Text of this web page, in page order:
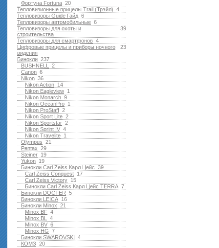
20
Фортуна Fortuna
4
Тепловизионные прицелы Trail (Трэйл)
6
Тепловизоры Guide Гайд
6
Тепловизоры автомобильные
39
Тепловизоры для охоты и
строительства
4
Тепловизоры для смартфонов
23
Цифровые прицелы и приборы ночного
видения
237
Бинокли
2
BUSHNELL
6
Canon
36
Nikon
14
Nikon Action
1
Nikon Eagleview
9
Nikon Monarch
1
Nikon OceanPro
2
Nikon ProStaff
2
Nikon Sport Lite
2
Nikon Sportstar
4
Nikon Sprint IV
1
Nikon Travelite
21
Olympus
29
Pentax
19
Steiner
19
Yukon
39
Бинокли Carl Zeiss Карл Цейс
17
Carl Zeiss Conquest
15
Carl Zeiss Victory
7
Бинокли Carl Zeiss Карл Цейс TERRA
5
Бинокли DOCTER
16
Бинокли LEICA
21
Бинокли Minox
4
Minox BF
4
Minox BL
6
Minox BV
7
Minox HG
4
Бинокли SWAROVSKI
20
КОМЗ